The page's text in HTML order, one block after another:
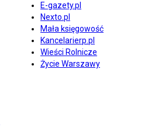
E-gazety.pl
Nexto.pl
Mała księgowość
Kancelarierp.pl
Wieści Rolnicze
Życie Warszawy